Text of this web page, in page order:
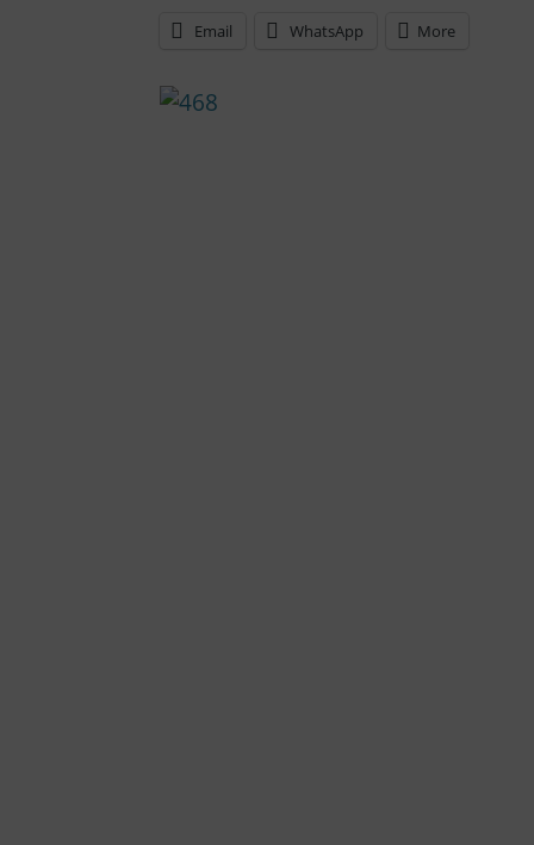
Email WhatsApp More